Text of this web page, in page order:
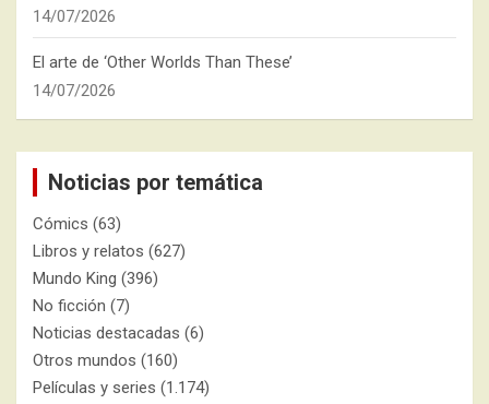
14/07/2026
El arte de ‘Other Worlds Than These’
14/07/2026
Noticias por temática
Cómics (63)
Libros y relatos (627)
Mundo King (396)
No ficción (7)
Noticias destacadas (6)
Otros mundos (160)
Películas y series (1.174)